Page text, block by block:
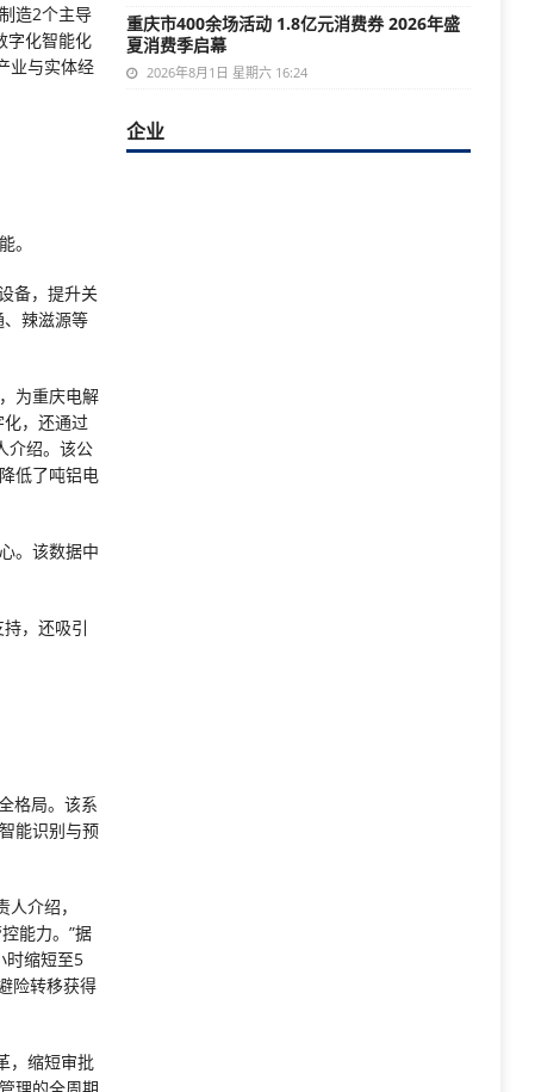
造2个主导
字化智能化
业与实体经
。
备，提升关
辣滋源等
为重庆电解
，还通过
介绍。该公
低了吨铝电
。该数据中
，还吸引
格局。该系
能识别与预
介绍，
能力。”据
时缩短至5
险转移获得
，缩短审批
重庆市400余场活动 1.8亿元消费券 2026年盛
夏消费季启幕
2026年8月1日 星期六 16:24
企业